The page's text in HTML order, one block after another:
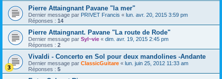
Pierre Attaingnant Pavane "la mer"
Dernier message par PRIVET Francis « lun. avr. 20, 2015 3:59 pm
Réponses : 14
Pierre Attaingnant. Pavane "La route de Rode"
Dernier message par Syl~vie « dim. avr. 19, 2015 2:45 pm
Réponses : 2
Vivaldi - Concerto en Sol pour deux mandolines -Andante
Dernier message par ClassicGuitare « lun. juin 25, 2012 11:33 am
Réponses : 5